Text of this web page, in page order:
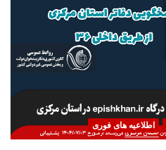
اطلاعیه های فوری